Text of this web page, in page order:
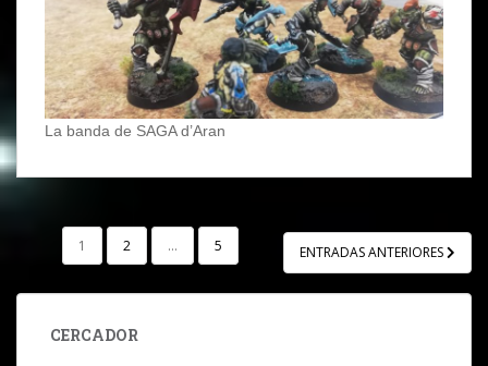
La banda de SAGA d’Aran
NAVEGACIÓN
ENTRADAS
1 2 … 5 ENTRADAS ANTERIORES
CERCADOR